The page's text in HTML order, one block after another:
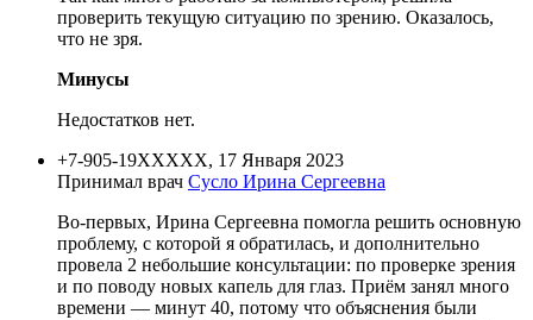
проверить текущую ситуацию по зрению. Оказалось,
что не зря.
Минусы
Недостатков нет.
+7-905-19XXXXX, 17 Января 2023
Принимал врач Сусло Ирина Сергеевна
Во-первых, Ирина Сергеевна помогла решить основную
проблему, с которой я обратилась, и дополнительно
провела 2 небольшие консультации: по проверке зрения
и по поводу новых капель для глаз. Приём занял много
времени — минут 40, потому что объяснения были